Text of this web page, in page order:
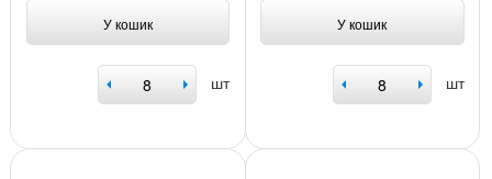
У кошик
шт
У кошик
шт